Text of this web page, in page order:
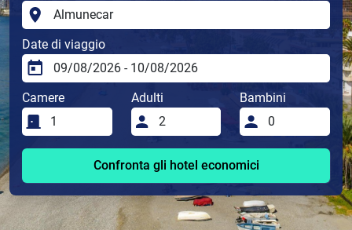
Date di viaggio
Camere Adulti Bambini
Confronta gli hotel economici